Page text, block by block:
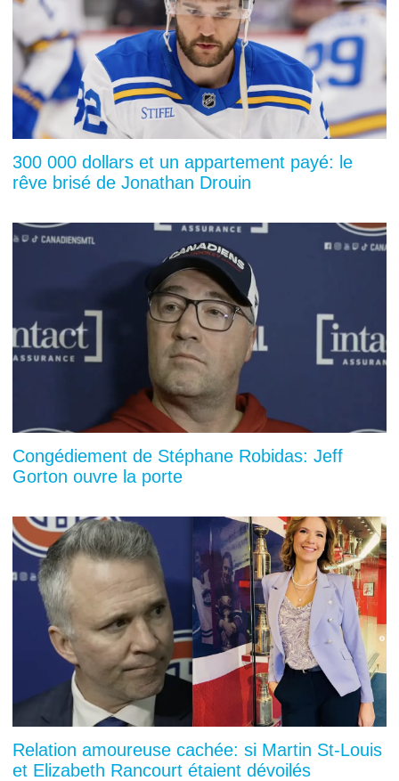
300 000 dollars et un appartement payé: le
rêve brisé de Jonathan Drouin
Congédiement de Stéphane Robidas: Jeff
Gorton ouvre la porte
Relation amoureuse cachée: si Martin St-Louis
et Elizabeth Rancourt étaient dévoilés